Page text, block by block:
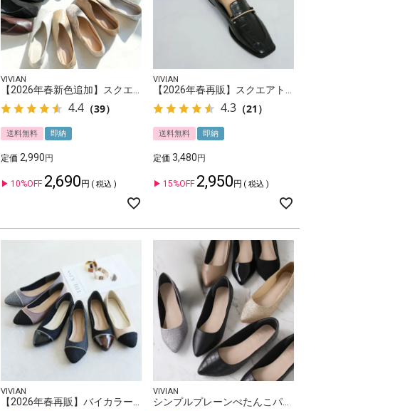
VIVIAN
4.4 （39）
送料無料 即納
定価 2,990
10%OFF 2,690 税込
VIVIAN
4.3 （21）
送料無料 即納
定価 3,480
15%OFF 2,950 税込
VIVIAN VIVIAN